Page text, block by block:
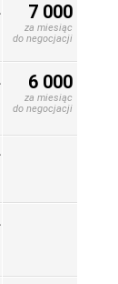
7 000
za miesiąc
do negocjacji
6 000
za miesiąc
do negocjacji